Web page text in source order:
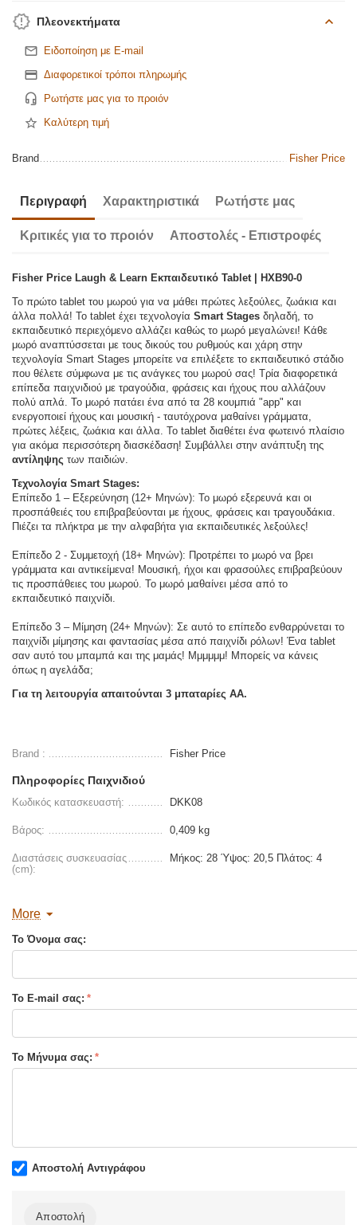
Πλεονεκτήματα
Ειδοποίηση με E-mail
Διαφορετικοί τρόποι πληρωμής
Ρωτήστε μας για το προιόν
Καλύτερη τιμή
Brand Fisher Price
Περιγραφή Χαρακτηριστικά Ρωτήστε μας
Κριτικές για το προιόν Αποστολές - Επιστροφές
Fisher Price Laugh & Learn Εκπαιδευτικό Tablet | HXB90-0
Το πρώτο tablet του μωρού για να μάθει πρώτες λεξούλες, ζωάκια και
άλλα πολλά! Το tablet έχει τεχνολογίαSmart Stagesδηλαδή, το
εκπαιδευτικό περιεχόμενο αλλάζει καθώς το μωρό μεγαλώνει! Κάθε
μωρό αναπτύσσεται με τους δικούς του ρυθμούς και χάρη στην
τεχνολογία Smart Stages μπορείτε να επιλέξετε το εκπαιδευτικό στάδιο
που θέλετε σύμφωνα με τις ανάγκες του μωρού σας! Τρία διαφορετικά
επίπεδα παιχνιδιού με τραγούδια, φράσεις και ήχους που αλλάζουν
πολύ απλά. Το μωρό πατάει ένα από τα 28 κουμπιά "app" και
ενεργοποιεί ήχους και μουσική - ταυτόχρονα μαθαίνει γράμματα,
πρώτες λέξεις, ζωάκια και άλλα. Το tablet διαθέτει ένα φωτεινό πλαίσιο
για ακόμα περισσότερη διασκέδαση! Συμβάλλει στην ανάπτυξη της
αντίληψηςτων παιδιών.
Τεχνολογία Smart Stages:
Επίπεδο 1 – Εξερεύνηση (12+ Μηνών): Το μωρό εξερευνά και οι
προσπάθειές του επιβραβεύονται με ήχους, φράσεις και τραγουδάκια.
Πιέζει τα πλήκτρα με την αλφαβήτα για εκπαιδευτικές λεξούλες!
Επίπεδο 2 - Συμμετοχή (18+ Μηνών): Προτρέπει το μωρό να βρει
γράμματα και αντικείμενα! Μουσική, ήχοι και φρασούλες επιβραβεύουν
τις προσπάθειες του μωρού. Το μωρό μαθαίνει μέσα από το
εκπαιδευτικό παιχνίδι.
Επίπεδο 3 – Μίμηση (24+ Μηνών): Σε αυτό το επίπεδο ενθαρρύνεται το
παιχνίδι μίμησης και φαντασίας μέσα από παιχνίδι ρόλων! Ένα tablet
σαν αυτό του μπαμπά και της μαμάς! Μμμμμμ! Μπορείς να κάνεις
όπως η αγελάδα;
Για τη λειτουργία απαιτούνται 3 μπαταρίες ΑΑ.
Brand : Fisher Price
Πληροφορίες Παιχνιδιού
Κωδικός κατασκευαστή: DKK08
Βάρος: 0,409 kg
Διαστάσεις συσκευασίας
(cm):
Μήκος: 28 Ύψος: 20,5 Πλάτος: 4
More
Το Όνομα σας:
Το E-mail σας:
Το Μήνυμα σας:
Αποστολή Αντιγράφου
Αποστολή